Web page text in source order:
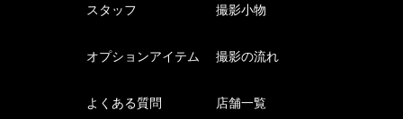
スタッフ 撮影小物
オプションアイテム 撮影の流れ
よくある質問 店舗一覧